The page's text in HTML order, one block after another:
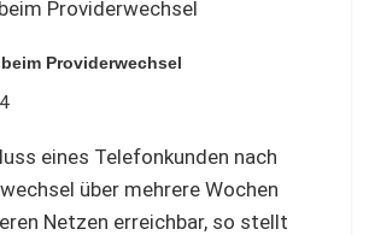
Providerwechsel
eines Telefonkunden nach
über mehrere Wochen
Netzen erreichbar, so stellt